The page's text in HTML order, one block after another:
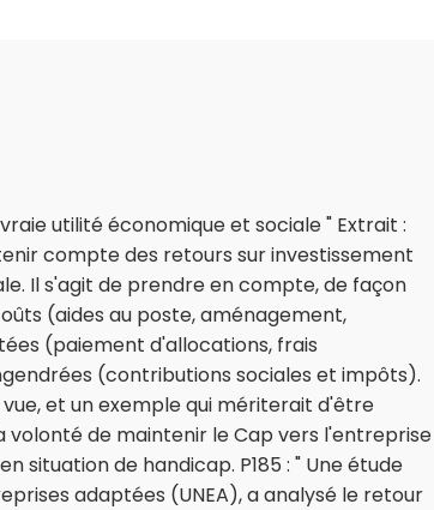
utilité économique et sociale " Extrait :
compte des retours sur investissement
Il s'agit de prendre en compte, de façon
(aides au poste, aménagement,
(paiement d'allocations, frais
(contributions sociales et impôts).
et un exemple qui mériterait d'être
volonté de maintenir le Cap vers l'entreprise
situation de handicap. P185 : " Une étude
adaptées (UNEA), a analysé le retour